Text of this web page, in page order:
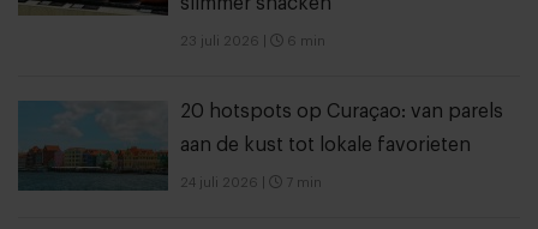
23 juli 2026 6 min
20 hotspots op Curaçao: van parels
aan de kust tot lokale favorieten
24 juli 2026 7 min